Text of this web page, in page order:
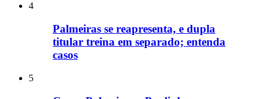
4
Palmeiras se reapresenta, e dupla
titular treina em separado; entenda
casos
5